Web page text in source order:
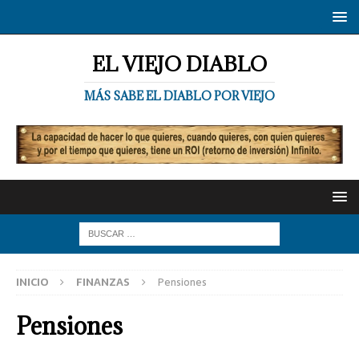
EL VIEJO DIABLO
MÁS SABE EL DIABLO POR VIEJO
INICIO FINANZAS Pensiones
Pensiones